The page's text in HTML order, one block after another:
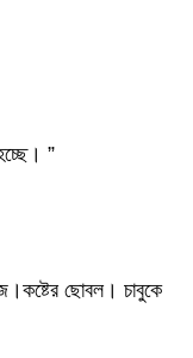
”
ছোবল। চাবুকে